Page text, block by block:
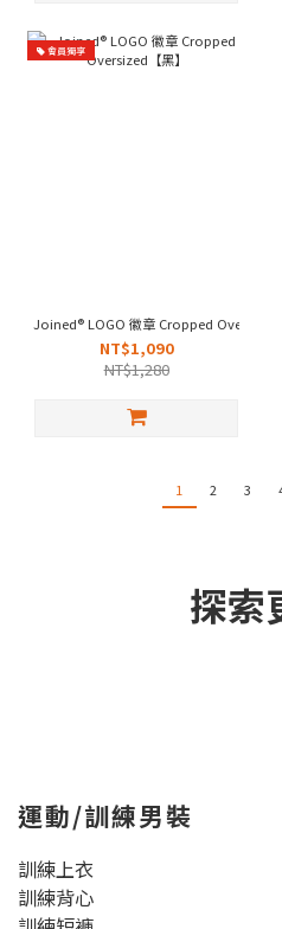
會員獨享
Joined® LOGO 徽章 Cropped Oversized
NT$1,090
NT$1,280
1 2 3
探索
運動/訓練男裝
訓練上衣
訓練背心